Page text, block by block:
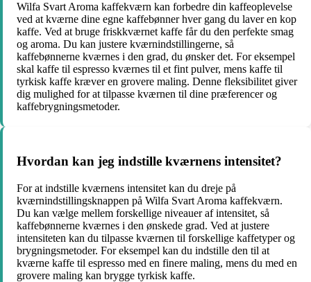
Wilfa Svart Aroma kaffekværn kan forbedre din kaffeoplevelse
ved at kværne dine egne kaffebønner hver gang du laver en kop
kaffe. Ved at bruge friskkværnet kaffe får du den perfekte smag
og aroma. Du kan justere kværnindstillingerne, så
kaffebønnerne kværnes i den grad, du ønsker det. For eksempel
skal kaffe til espresso kværnes til et fint pulver, mens kaffe til
tyrkisk kaffe kræver en grovere maling. Denne fleksibilitet giver
dig mulighed for at tilpasse kværnen til dine præferencer og
kaffebrygningsmetoder.
Hvordan kan jeg indstille kværnens intensitet?
For at indstille kværnens intensitet kan du dreje på
kværnindstillingsknappen på Wilfa Svart Aroma kaffekværn.
Du kan vælge mellem forskellige niveauer af intensitet, så
kaffebønnerne kværnes i den ønskede grad. Ved at justere
intensiteten kan du tilpasse kværnen til forskellige kaffetyper og
brygningsmetoder. For eksempel kan du indstille den til at
kværne kaffe til espresso med en finere maling, mens du med en
grovere maling kan brygge tyrkisk kaffe.